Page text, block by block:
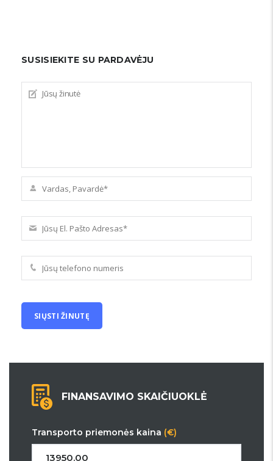
SUSISIEKITE SU PARDAVĖJU
FINANSAVIMO SKAIČIUOKLĖ
Transporto priemonės kaina (€)